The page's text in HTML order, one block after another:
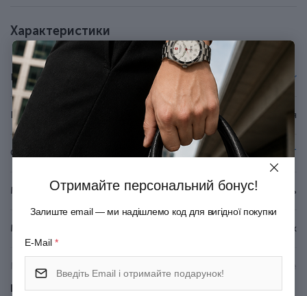
Виготовлено у Франції.
Подарунковий футляр.
Характеристики
Бренд Parker
Країна походження Франція
Серія SONNET
Матеріал корпуса Неіржавна сталь
Матеріал покриття Глянцевий лак
Матеріал оздоблення
Показати всі
Отримайте персональний бонус!
Залиште email — ми надішлемо код для вигідної покупки
E-Mail *